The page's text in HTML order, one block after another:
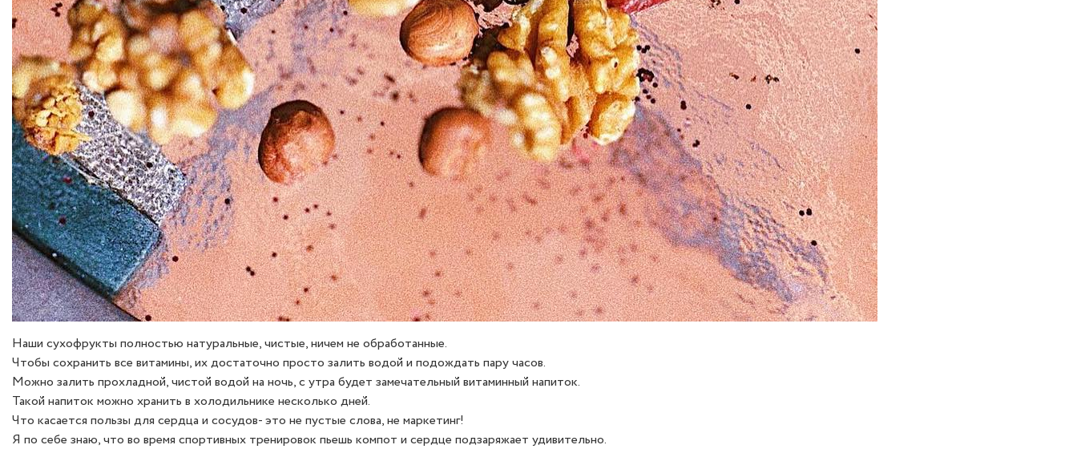
Наши сухофрукты полностью натуральные, чистые, ничем не обработанные.
Чтобы сохранить все витамины, их достаточно просто залить водой и подождать пару часов.
Можно залить прохладной, чистой водой на ночь, с утра будет замечательный витаминный напиток.
Такой напиток можно хранить в холодильнике несколько дней.
Что касается пользы для сердца и сосудов- это не пустые слова, не маркетинг!
Я по себе знаю, что во время спортивных тренировок пьешь компот и сердце подзаряжает удивительно.